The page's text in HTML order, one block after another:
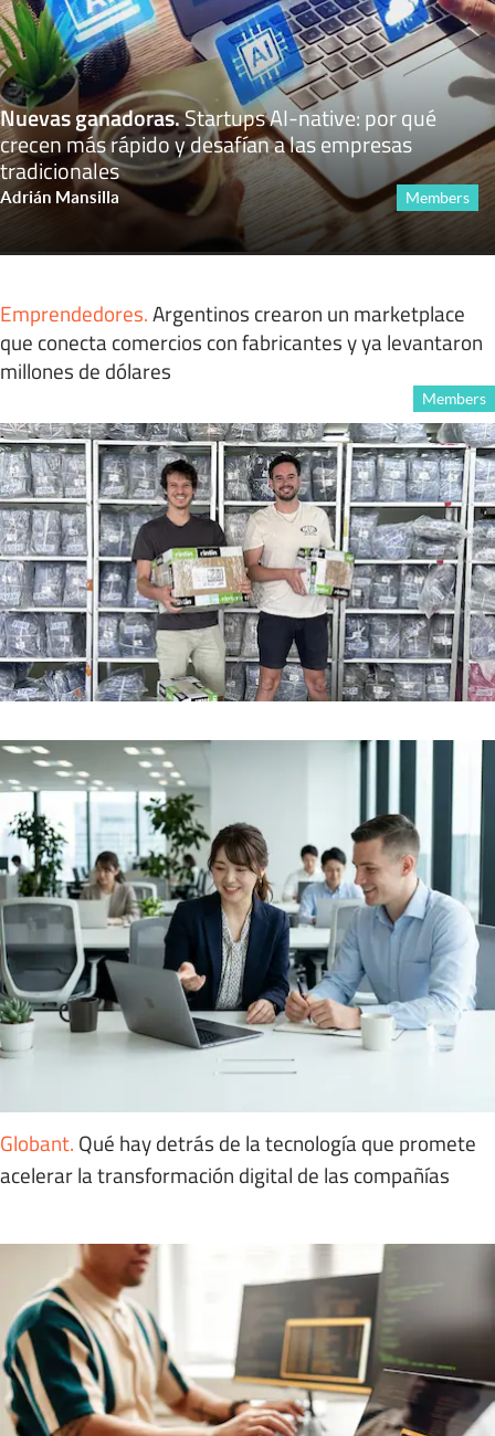
Nuevas ganadoras.Startups AI-native: por qué
crecen más rápido y desafían a las empresas
tradicionales
Adrián Mansilla Members
Emprendedores.Argentinos crearon un marketplace
que conecta comercios con fabricantes y ya levantaron
millones de dólares
Members
Globant. Qué hay detrás de la tecnología que promete
acelerar la transformación digital de las compañías